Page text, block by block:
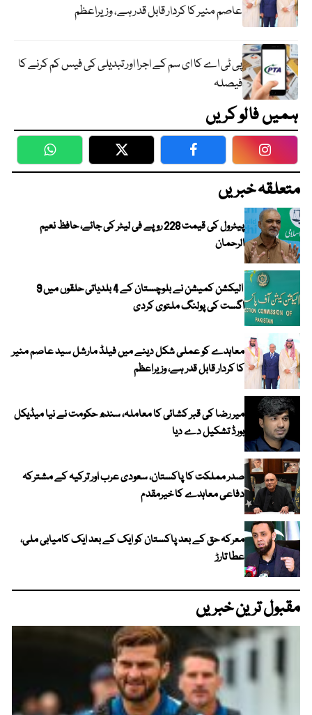
عاصم منیر کا کردار قابل قدر ہے، وزیراعظم
پی ٹی اے کا ای سم کے اجرا اور تبدیلی کی فیس کم کرنے کا
فیصلہ
ہمیں فالو کریں
WhatsApp Twitter Facebook
متعلقہ خبریں
پیٹرول کی قیمت 228 روپے فی لیٹر کی جائے، حافظ نعیم
الرحمان
الیکشن کمیشن نے بلوچستان کے 4 بلدیاتی حلقوں میں 9
اگست کی پولنگ ملتوی کردی
معاہدے کو عملی شکل دینے میں فیلڈ مارشل سید عاصم منیر
کا کردار قابل قدر ہے، وزیراعظم
میر رضا کی قبر کشائی کا معاملہ، سندھ حکومت نے نیا میڈیکل
بورڈ تشکیل دے دیا
صدر مملکت کا پاکستان، سعودی عرب اور ترکیہ کے مشترکہ
دفاعی معاہدے کا خیرمقدم
معرکہ حق کے بعد پاکستان کو ایک کے بعد ایک کامیابی ملی،
عطا تارڑ
مقبول ترین خبریں